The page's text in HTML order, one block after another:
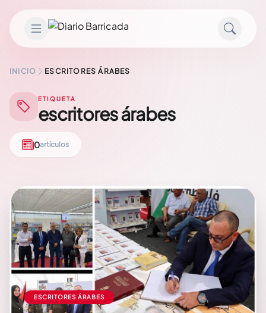
INICIO ESCRITORES ÁRABES
ETIQUETA
escritores árabes
0artículos
ESCRITORES ÁRABES